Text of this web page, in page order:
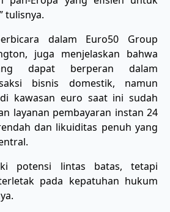
tulisnya.
dalam Euro50 Group
juga menjelaskan bahwa
dapat berperan dalam
bisnis domestik, namun
kawasan euro saat ini sudah
layanan pembayaran instan 24
dan likuiditas penuh yang
potensi lintas batas, tetapi
pada kepatuhan hukum